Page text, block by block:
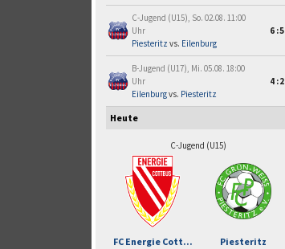
C-Jugend (U15), So. 02.08. 11:00
Uhr
Piesteritz vs. Eilenburg
6:5
B-Jugend (U17), Mi. 05.08. 18:00
Uhr
Eilenburgvs. Piesteritz
4:2
Heute
C-Jugend (U15)
FC Energie Cott... Piesteritz